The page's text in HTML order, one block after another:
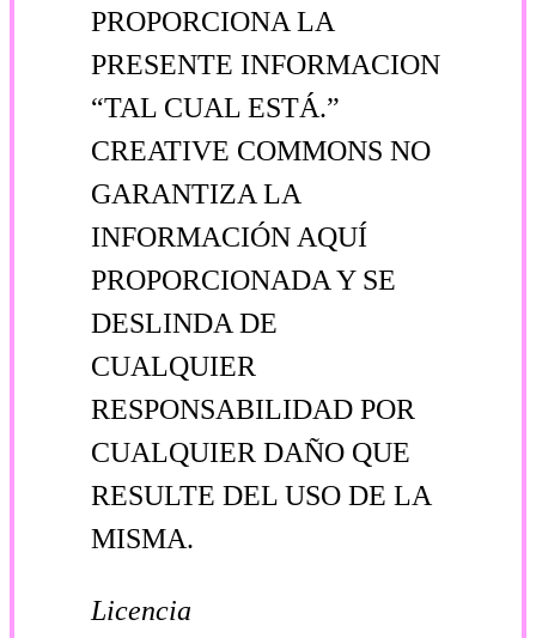
PROPORCIONA LA
PRESENTE INFORMACION
“TAL CUAL ESTÁ.”
CREATIVE COMMONS NO
GARANTIZA LA
INFORMACIÓN AQUÍ
PROPORCIONADA Y SE
DESLINDA DE
CUALQUIER
RESPONSABILIDAD POR
CUALQUIER DAÑO QUE
RESULTE DEL USO DE LA
MISMA.
Licencia